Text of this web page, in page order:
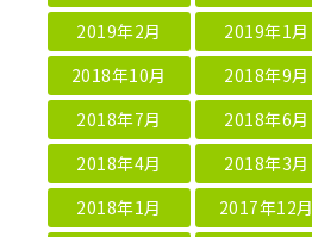
2019年2月
2019年1月
2018年10月
2018年9月
2018年7月
2018年6月
2018年4月
2018年3月
2018年1月
2017年12月